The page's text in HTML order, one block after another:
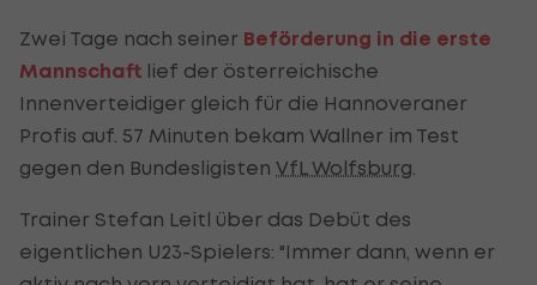
Zwei Tage nach seiner Beförderung in die erste
Mannschaft lief der österreichische
Innenverteidiger gleich für die Hannoveraner
Profis auf. 57 Minuten bekam Wallner im Test
gegen den Bundesligisten VfL Wolfsburg
Trainer Stefan Leitl über das Debüt des
eigentlichen U23-Spielers: "Immer dann, wenn er